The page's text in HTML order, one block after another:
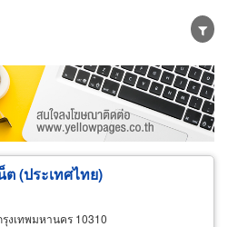
ผู้ผลิต
ตัวแทนจัดจำหน่าย
กิจบริการ
(ประเทศไทย)
งเทพมหานคร 10310